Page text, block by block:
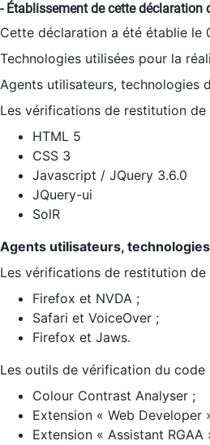
- Établissement de cette déclaration
Cette déclaration a été établie le
Technologies utilisées pour la
Agents utilisateurs, technologies
Les vérifications de restitution
HTML 5
CSS 3
Javascript / JQuery 3.6.0
JQuery-ui
SolR
Agents utilisateurs,
Les vérifications de restitution
Firefox et NVDA ;
Safari et VoiceOver ;
Firefox et Jaws.
Les outils de vérification du
Colour Contrast Analyser ;
Extension « Web Developer
Extension « Assistant RGAA